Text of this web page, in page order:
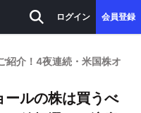
ログイン 会員登録
紹介！4夜連続・米国株オ
ールの株は買うべ